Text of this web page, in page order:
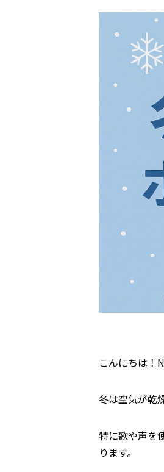
こんにちは！
冬は空気が乾
特に歌や声を
ります。